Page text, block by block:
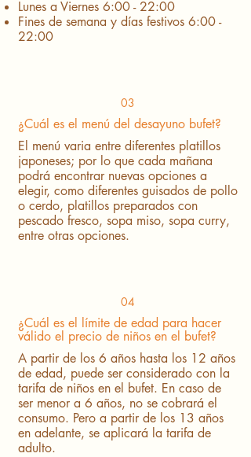
Lunes a Viernes 6:00 - 22:00
Fines de semana y días festivos 6:00 -
22:00
03
¿Cuál es el menú del desayuno bufet?
El menú varia entre diferentes platillos
japoneses; por lo que cada mañana
podrá encontrar nuevas opciones a
elegir, como diferentes guisados de pollo
o cerdo, platillos preparados con
pescado fresco, sopa miso, sopa curry,
entre otras opciones.
04
¿Cuál es el límite de edad para hacer
válido el precio de niños en el bufet?
A partir de los 6 años hasta los 12 años
de edad, puede ser considerado con la
tarifa de niños en el bufet. En caso de
ser menor a 6 años, no se cobrará el
consumo. Pero a partir de los 13 años
en adelante, se aplicará la tarifa de
adulto.